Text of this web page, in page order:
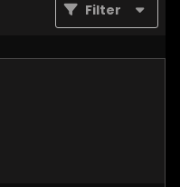
Filter